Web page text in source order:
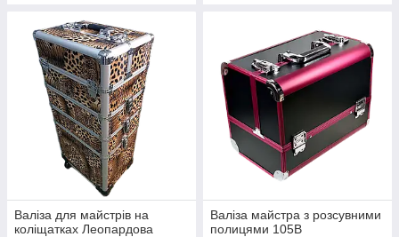
Валіза для майстрів на
коліщатках Леопардова
Валіза майстра з розсувними
полицями 105В